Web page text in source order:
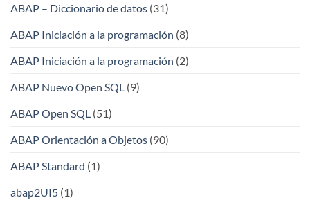
ABAP – Diccionario de datos (31)
ABAP Iniciación a la programación (8)
ABAP Iniciación a la programación (2)
ABAP Nuevo Open SQL (9)
ABAP Open SQL (51)
ABAP Orientación a Objetos (90)
ABAP Standard (1)
abap2UI5 (1)